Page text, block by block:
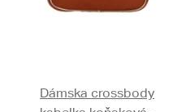
Dámska crossbody